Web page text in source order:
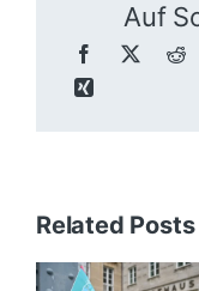
Auf
Related Posts